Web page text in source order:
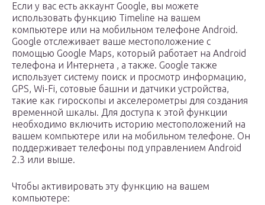
Если у вас есть аккаунт Google, вы можете
использовать функцию Timeline на вашем
компьютере или на мобильном телефоне Android.
Google отслеживает ваше местоположение с
помощью Google Maps, который работает на Android
телефона и Интернета , а также. Google также
использует систему поиск и просмотр информацию,
GPS, Wi-Fi, сотовые башни и датчики устройства,
такие как гироскопы и акселерометры для создания
временной шкалы. Для доступа к этой функции
необходимо включить историю местоположений на
вашем компьютере или на мобильном телефоне. Он
поддерживает телефоны под управлением Android
2.3 или выше.
Чтобы активировать эту функцию на вашем
компьютере: